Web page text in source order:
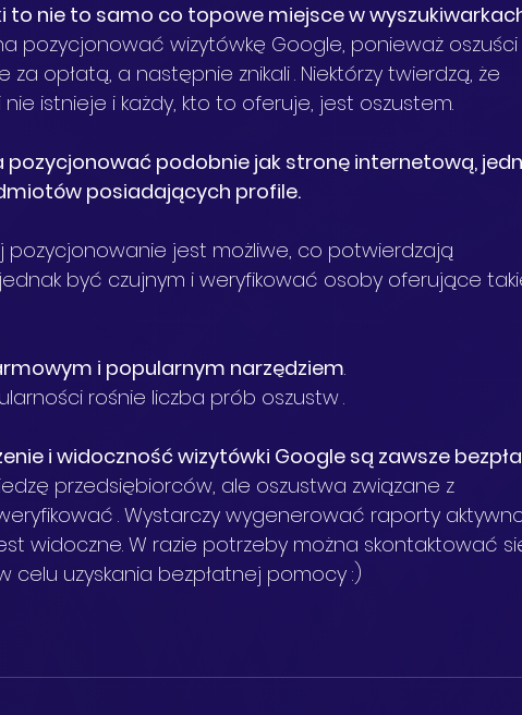
to nie to samo co topowe miejsce w
pozycjonować wizytówkę Google, ponieważ
za opłatą, a następnie znikali. Niektórzy twierdzą, że
istnieje i każdy, kto to oferuje, jest oszustem.
pozycjonować podobnie jak stronę internetową,
posiadających profile.
pozycjonowanie jest możliwe, co potwierdzają
jednak być czujnym i weryfikować osoby oferujące
i popularnym narzędziem.
rośnie liczba prób oszustw.
i widoczność wizytówki Google są zawsze
przedsiębiorców, ale oszustwa związane z
. Wystarczy wygenerować raporty
widoczne. W razie potrzeby można skontaktować
celu uzyskania bezpłatnej pomocy :)